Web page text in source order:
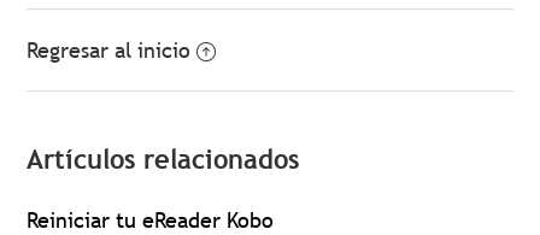
Regresar al inicio
Artículos relacionados
Reiniciar tu eReader Kobo